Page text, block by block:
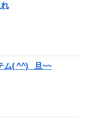
ム( ^^) _旦~~